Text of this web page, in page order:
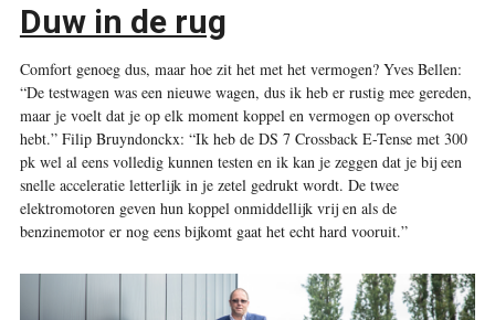
Duw in de rug
Comfort genoeg dus, maar hoe zit het met het vermogen? Yves Bellen:
“De testwagen was een nieuwe wagen, dus ik heb er rustig mee gereden,
maar je voelt dat je op elk moment koppel en vermogen op overschot
hebt.” Filip Bruyndonckx: “Ik heb de DS 7 Crossback E-Tense met 300
pk wel al eens volledig kunnen testen en ik kan je zeggen dat je bij een
snelle acceleratie letterlijk in je zetel gedrukt wordt. De twee
elektromotoren geven hun koppel onmiddellijk vrij en als de
benzinemotor er nog eens bijkomt gaat het echt hard vooruit.”